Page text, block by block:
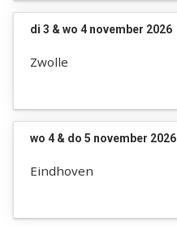
di 3 & wo 4 november 2026
Zwolle
wo 4 & do 5 november 2026
Eindhoven